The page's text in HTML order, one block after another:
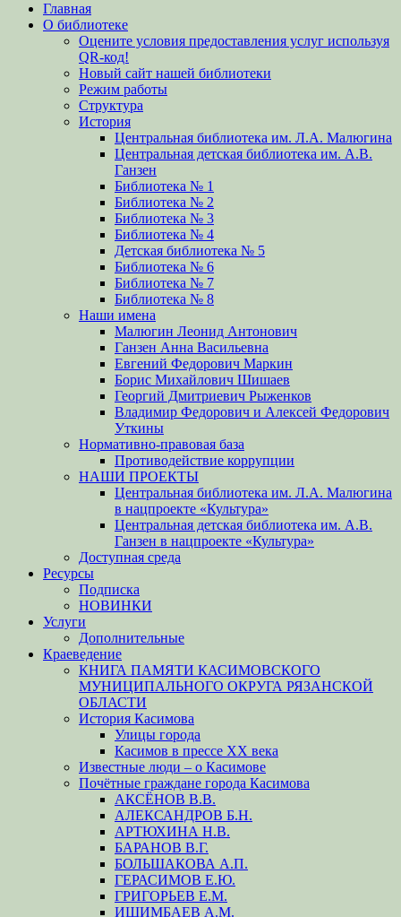
вверх
Главная
О библиотеке
Оцените условия предоставления услуг используя
QR-код!
Новый сайт нашей библиотеки
Режим работы
Структура
История
Центральная библиотека им. Л.А. Малюгина
Центральная детская библиотека им. А.В.
Ганзен
Библиотека № 1
Библиотека № 2
Библиотека № 3
Библиотека № 4
Детская библиотека № 5
Библиотека № 6
Библиотека № 7
Библиотека № 8
Наши имена
Малюгин Леонид Антонович
Ганзен Анна Васильевна
Евгений Федорович Маркин
Борис Михайлович Шишаев
Георгий Дмитриевич Рыженков
Владимир Федорович и Алексей Федорович
Уткины
Нормативно-правовая база
Противодействие коррупции
НАШИ ПРОЕКТЫ
Центральная библиотека им. Л.А. Малюгина
в нацпроекте «Культура»
Центральная детская библиотека им. А.В.
Ганзен в нацпроекте «Культура»
Доступная среда
Ресурсы
Подписка
НОВИНКИ
Услуги
Дополнительные
Краеведение
КНИГА ПАМЯТИ КАСИМОВСКОГО
МУНИЦИПАЛЬНОГО ОКРУГА РЯЗАНСКОЙ
ОБЛАСТИ
История Касимова
Улицы города
Касимов в прессе XX века
Известные люди – о Касимове
Почётные граждане города Касимова
АКСЁНОВ В.В.
АЛЕКСАНДРОВ Б.Н.
АРТЮХИНА Н.В.
БАРАНОВ В.Г.
БОЛЬШАКОВА А.П.
ГЕРАСИМОВ Е.Ю.
ГРИГОРЬЕВ Е.М.
ИШИМБАЕВ А.М.